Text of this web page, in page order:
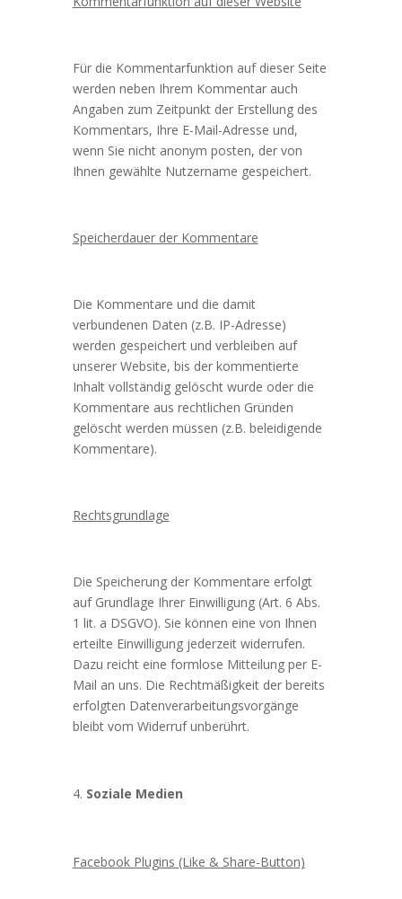
Für die Kommentarfunktion auf dieser Seite
werden neben Ihrem Kommentar auch
Angaben zum Zeitpunkt der Erstellung des
Kommentars, Ihre E-Mail-Adresse und,
wenn Sie nicht anonym posten, der von
Ihnen gewählte Nutzername gespeichert.
Speicherdauer der Kommentare
Die Kommentare und die damit
verbundenen Daten (z.B. IP-Adresse)
werden gespeichert und verbleiben auf
unserer Website, bis der kommentierte
Inhalt vollständig gelöscht wurde oder die
Kommentare aus rechtlichen Gründen
gelöscht werden müssen (z.B. beleidigende
Kommentare).
Rechtsgrundlage
Die Speicherung der Kommentare erfolgt
auf Grundlage Ihrer Einwilligung (Art. 6 Abs.
1 lit. a DSGVO). Sie können eine von Ihnen
erteilte Einwilligung jederzeit widerrufen.
Dazu reicht eine formlose Mitteilung per E-
Mail an uns. Die Rechtmäßigkeit der bereits
erfolgten Datenverarbeitungsvorgänge
bleibt vom Widerruf unberührt.
Soziale Medien
Facebook Plugins (Like & Share-Button)